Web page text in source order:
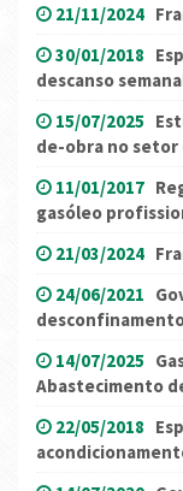
21/11/2024
30/01/2018
descanso
15/07/2025
de-obra no
11/01/2017
gasóleo
21/03/2024
24/06/2021
14/07/2025
Abastecimento
22/05/2018